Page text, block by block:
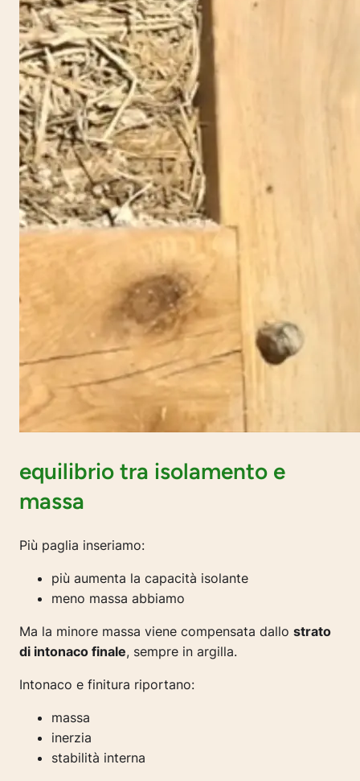
equilibrio tra isolamento e
massa
Più paglia inseriamo:
più aumenta la capacità isolante
meno massa abbiamo
Ma la minore massa viene compensata dallo strato
di intonaco finale, sempre in argilla.
Intonaco e finitura riportano:
massa
inerzia
stabilità interna